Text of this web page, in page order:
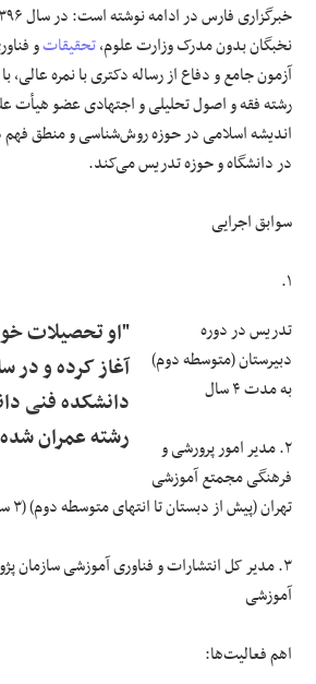
خبرگزاری فارس در ادامه نوشته است: در سال ۱۳۹۶ از طریق
نخبگان بدون مدرک وزارت علوم،تحقیقاتو
آزمون جامع و دفاع از رساله دکتری با نمره عالی،
رشته فقه و اصول تحلیلی و اجتهادی عضو هیأت
اندیشه اسلامی در حوزه روش‌شناسی و منطق
در دانشگاه و حوزه تدریس می‌کند.
سوابق اجرایی
۱.
"او تحصیلات
دانشکده فنی
رشته عمران
تدریس در دوره
دبیرستان (متوسطه دوم)
به مدت ۴ سال
۲. مدیر امور پرورشی و
فرهنگی مجمتع آموزشی
تهران (پیش از دبستان تا انتهای متوسطه دوم) (۳ سال)
۳. مدیر کل انتشارات و فناوری آموزشی سازمان
آموزشی
اهم فعالیت‌ها: